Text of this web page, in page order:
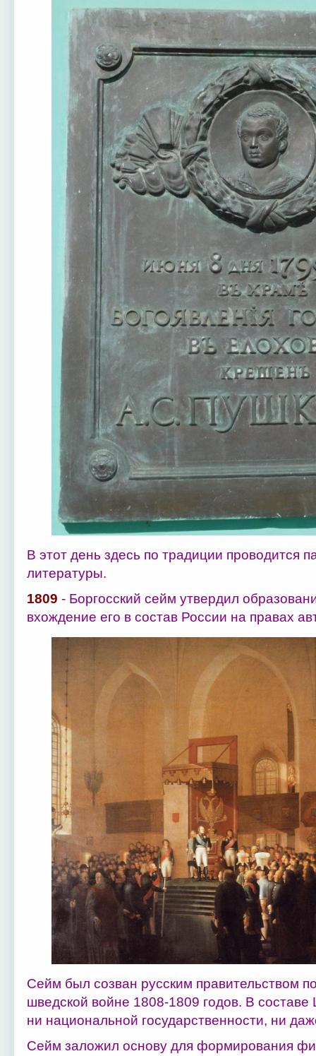
В этот день здесь по традиции проводится
литературы.
1809 - Боргосский сейм утвердил
вхождение его в состав России на правах
Сейм был созван русским правительством
шведской войне 1808-1809 годов. В
ни национальной государственности, ни
Сейм заложил основу для формирования